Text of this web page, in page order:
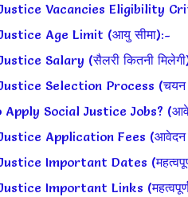
Vacancies Eligibility
Age Limit (आयु सीमा):-
Salary (सैलरी कितनी
Selection Process (चयन
Apply Social Justice Jobs?
Application Fees
Important Dates
Important Links